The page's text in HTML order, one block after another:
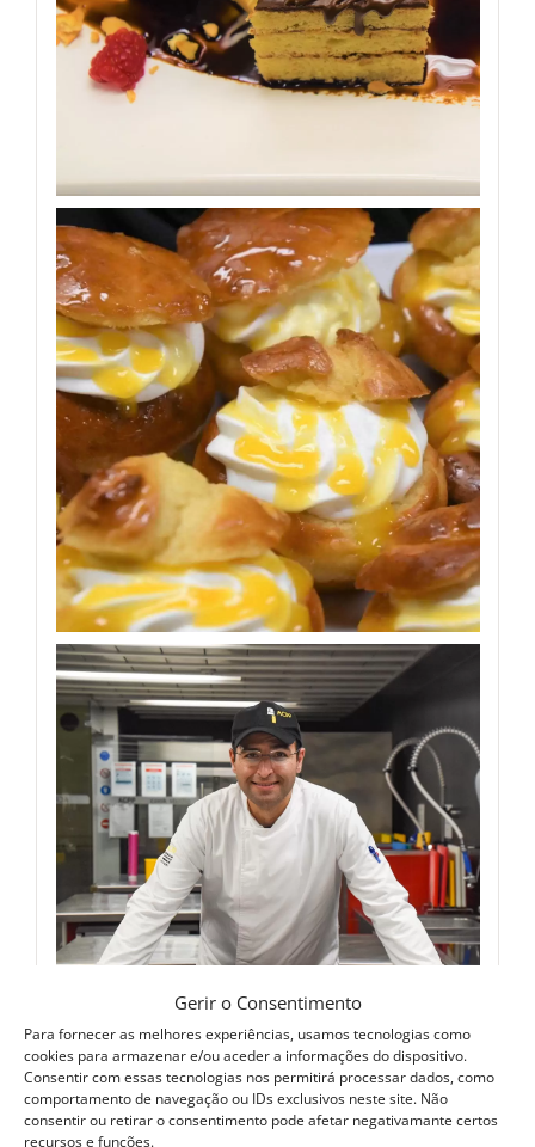
Gerir o Consentimento
Para fornecer as melhores experiências, usamos tecnologias como
cookies para armazenar e/ou aceder a informações do dispositivo.
Consentir com essas tecnologias nos permitirá processar dados, como
comportamento de navegação ou IDs exclusivos neste site. Não
consentir ou retirar o consentimento pode afetar negativamante certos
recursos e funções.